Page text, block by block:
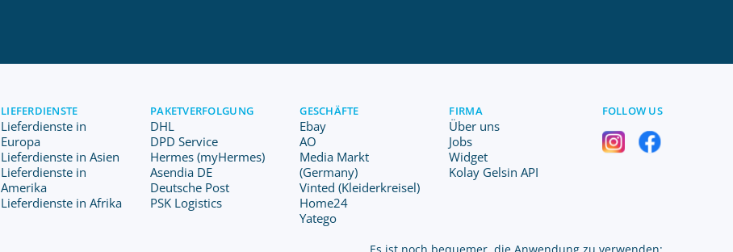
LIEFERDIENSTE
Lieferdienste in
Europa
Lieferdienste in Asien
Lieferdienste in
Amerika
Lieferdienste in Afrika
PAKETVERFOLGUNG
DHL
DPD Service
Hermes (myHermes)
Asendia DE
Deutsche Post
PSK Logistics
GESCHÄFTE
Ebay
AO
Media Markt
(Germany)
Vinted (Kleiderkreisel)
Home24
Yatego
FIRMA
Über uns
Jobs
Widget
Kolay Gelsin API
FOLLOW US